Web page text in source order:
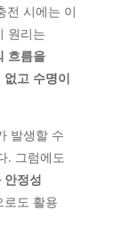
전 시에는 이
원리는
흐름을
고 수명이
발생할 수
. 그럼에도
안정성
로도 활용